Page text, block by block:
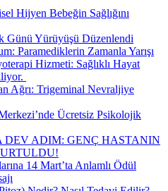
Hijyen Bebeğin Sağlığını
Günü Yürüyüşü Düzenlendi
Paramediklerin Zamanla Yarışı
Hizmeti: Sağlıklı Hayat
Ağrı: Trigeminal Nevraljiye
Ücretsiz Psikolojik
DEV ADIM: GENÇ HASTANIN
14 Mart’ta Anlamlı Ödül